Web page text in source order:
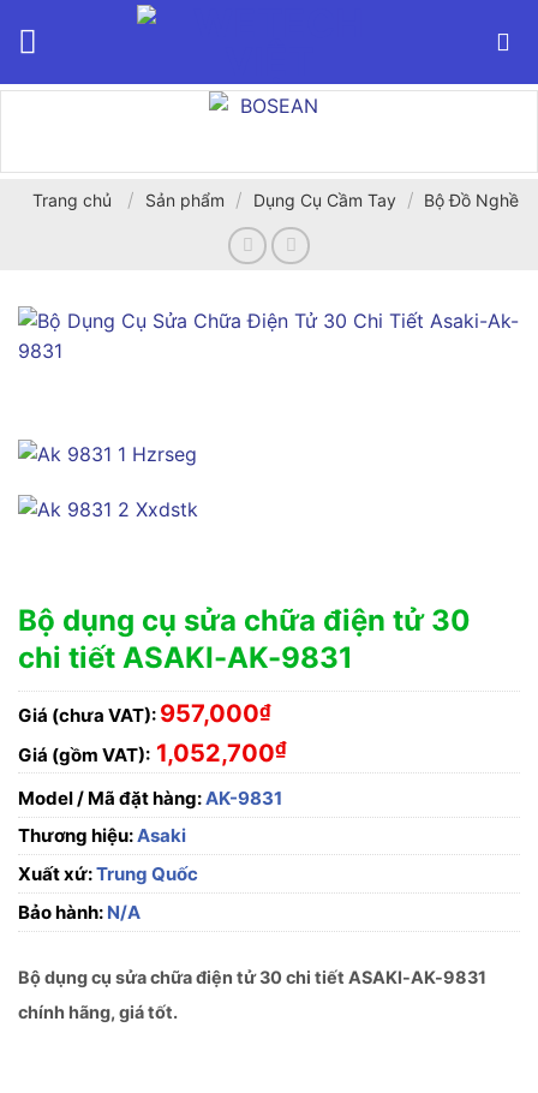
Trang chủ / Sản phẩm / Dụng Cụ Cầm Tay / Bộ Đồ Nghề
Bộ dụng cụ sửa chữa điện tử 30
chi tiết ASAKI-AK-9831
Giá (chưa VAT): 957,000₫
Giá (gồm VAT): 1,052,700₫
Model / Mã đặt hàng:AK-9831
Thương hiệu:Asaki
Xuất xứ:Trung Quốc
Bảo hành: N/A
Bộ dụng cụ sửa chữa điện tử 30 chi tiết ASAKI-AK-9831
chính hãng, giá tốt.